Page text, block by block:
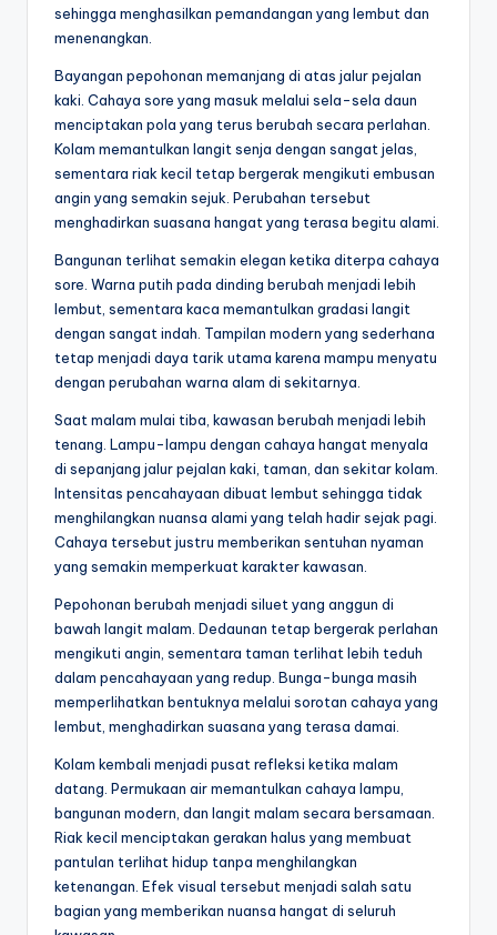
sehingga menghasilkan pemandangan yang lembut dan
menenangkan.
Bayangan pepohonan memanjang di atas jalur pejalan
kaki. Cahaya sore yang masuk melalui sela-sela daun
menciptakan pola yang terus berubah secara perlahan.
Kolam memantulkan langit senja dengan sangat jelas,
sementara riak kecil tetap bergerak mengikuti embusan
angin yang semakin sejuk. Perubahan tersebut
menghadirkan suasana hangat yang terasa begitu alami.
Bangunan terlihat semakin elegan ketika diterpa cahaya
sore. Warna putih pada dinding berubah menjadi lebih
lembut, sementara kaca memantulkan gradasi langit
dengan sangat indah. Tampilan modern yang sederhana
tetap menjadi daya tarik utama karena mampu menyatu
dengan perubahan warna alam di sekitarnya.
Saat malam mulai tiba, kawasan berubah menjadi lebih
tenang. Lampu-lampu dengan cahaya hangat menyala
di sepanjang jalur pejalan kaki, taman, dan sekitar kolam.
Intensitas pencahayaan dibuat lembut sehingga tidak
menghilangkan nuansa alami yang telah hadir sejak pagi.
Cahaya tersebut justru memberikan sentuhan nyaman
yang semakin memperkuat karakter kawasan.
Pepohonan berubah menjadi siluet yang anggun di
bawah langit malam. Dedaunan tetap bergerak perlahan
mengikuti angin, sementara taman terlihat lebih teduh
dalam pencahayaan yang redup. Bunga-bunga masih
memperlihatkan bentuknya melalui sorotan cahaya yang
lembut, menghadirkan suasana yang terasa damai.
Kolam kembali menjadi pusat refleksi ketika malam
datang. Permukaan air memantulkan cahaya lampu,
bangunan modern, dan langit malam secara bersamaan.
Riak kecil menciptakan gerakan halus yang membuat
pantulan terlihat hidup tanpa menghilangkan
ketenangan. Efek visual tersebut menjadi salah satu
bagian yang memberikan nuansa hangat di seluruh